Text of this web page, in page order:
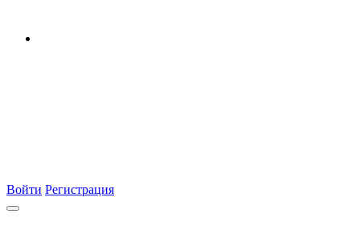
Войти Регистрация